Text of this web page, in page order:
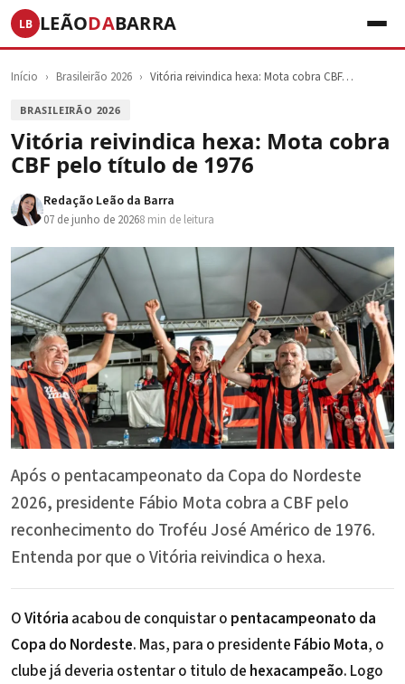
LB LEÃODABARRA
Início › Brasileirão 2026 › Vitória reivindica hexa: Mota cobra CBF…
BRASILEIRÃO 2026
Vitória reivindica hexa: Mota cobra
CBF pelo título de 1976
Redação Leão da Barra
07 de junho de 20268 min de leitura
Após o pentacampeonato da Copa do Nordeste
2026, presidente Fábio Mota cobra a CBF pelo
reconhecimento do Troféu José Américo de 1976.
Entenda por que o Vitória reivindica o hexa.
OVitória acabou de conquistar o pentacampeonato da
Copa do Nordeste. Mas, para o presidente Fábio Mota, o
clube já deveria ostentar o titulo de hexacampeão. Logo